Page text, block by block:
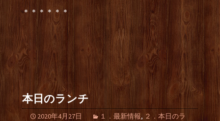
＊＊＊＊＊＊
本日のランチ
2020年4月27日 １．最新情報, ２．本日のラ